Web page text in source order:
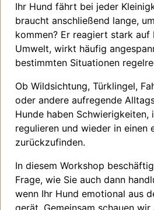
Ihr Hund fährt bei jeder
braucht anschließend lange,
kommen? Er reagiert stark auf
Umwelt, wirkt häufig
bestimmten Situationen
Ob Wildsichtung, Türklingel,
oder andere aufregende
Hunde haben Schwierigkeiten,
regulieren und wieder in einen
zurückzufinden.
In diesem Workshop
Frage, wie Sie auch dann
wenn Ihr Hund emotional aus